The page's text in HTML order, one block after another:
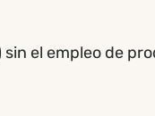
sin el empleo de